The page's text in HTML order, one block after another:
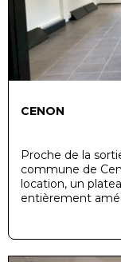
CENON
Proche de la
commune de
location, un
entièrement